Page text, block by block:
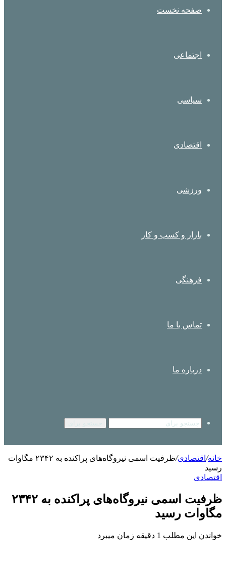
صفحه نخست
اجتماعی
سیاسی
اقتصادی
ورزشی
بازار و کسب و کار
فرهنگی
تماس با ما
درباره ما
خانه/ اقتصادی/
ظرفیت اسمی نیروگاه‌های پراکنده به ۲۳۴۲ مگاوات
رسید
اقتصادی
ظرفیت اسمی نیروگاه‌های پراکنده به ۲۳۴۲
مگاوات رسید
خواندن این مطلب 1 دقیقه زمان میبرد